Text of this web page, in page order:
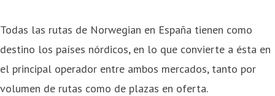
Todas las rutas de Norwegian en España tienen como
destino los países nórdicos, en lo que convierte a ésta en
el principal operador entre ambos mercados, tanto por
volumen de rutas como de plazas en oferta.